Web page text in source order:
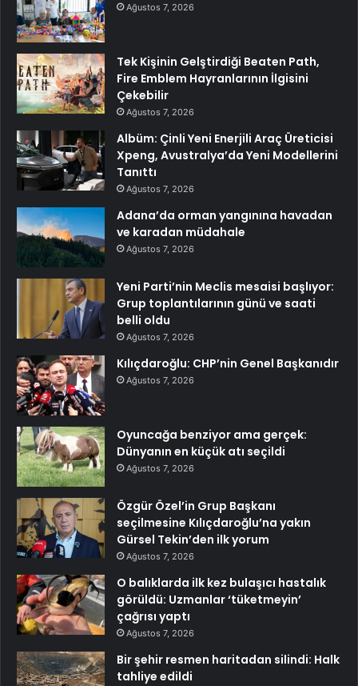
Ağustos 7, 2026
Tek Kişinin Gelştirdiği Beaten Path,
Fire Emblem Hayranlarının İlgisini
Çekebilir
Ağustos 7, 2026
Albüm: Çinli Yeni Enerjili Araç Üreticisi
Xpeng, Avustralya’da Yeni Modellerini
Tanıttı
Ağustos 7, 2026
Adana’da orman yangınına havadan
ve karadan müdahale
Ağustos 7, 2026
Yeni Parti’nin Meclis mesaisi başlıyor:
Grup toplantılarının günü ve saati
belli oldu
Ağustos 7, 2026
Kılıçdaroğlu: CHP’nin Genel Başkanıdır
Ağustos 7, 2026
Oyuncağa benziyor ama gerçek:
Dünyanın en küçük atı seçildi
Ağustos 7, 2026
Özgür Özel’in Grup Başkanı
seçilmesine Kılıçdaroğlu’na yakın
Gürsel Tekin’den ilk yorum
Ağustos 7, 2026
O balıklarda ilk kez bulaşıcı hastalık
görüldü: Uzmanlar ‘tüketmeyin’
çağrısı yaptı
Ağustos 7, 2026
Bir şehir resmen haritadan silindi: Halk
tahliye edildi